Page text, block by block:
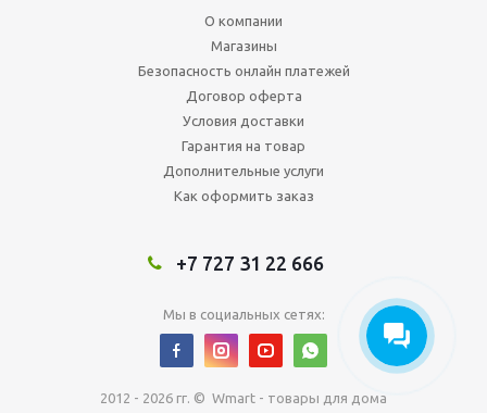
О компании
Магазины
Безопасность онлайн платежей
Договор оферта
Условия доставки
Гарантия на товар
Дополнительные услуги
Как оформить заказ
+7 727 31 22 666
Мы в социальных сетях:
2012 - 2026 гг. © Wmart - товары для дома